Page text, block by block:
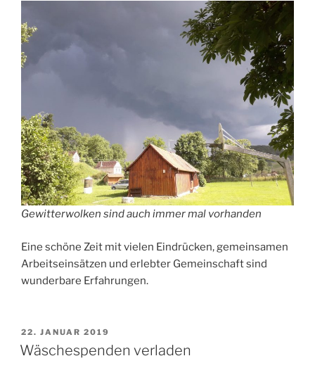
Gewitterwolken sind auch immer mal vorhanden
Eine schöne Zeit mit vielen Eindrücken, gemeinsamen
Arbeitseinsätzen und erlebter Gemeinschaft sind
wunderbare Erfahrungen.
VERÖFFENTLICHT
AM
22. JANUAR 2019
Wäschespenden verladen